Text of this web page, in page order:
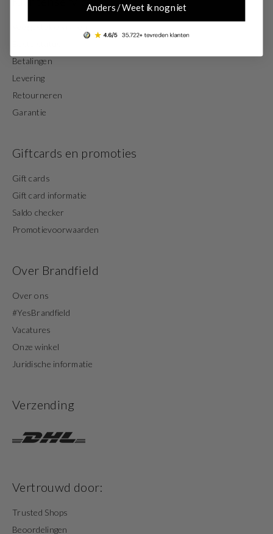
Betalingen
Levering
Retourneren
Garantie
Giftcards en promoties
Gift cards
Gift card informatie
Saldo checker
Promotievoorwaarden
Over Brandfield
Over ons
#YesBrandfield
Vacatures
Onze winkel
Juridische informatie
Verzending
Vertrouwd door:
Trusted Shops
Beoordelingen
Anders / Weet ik nog niet